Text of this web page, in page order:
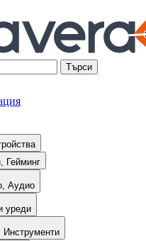
Търси
Гейминг
Аудио
уреди